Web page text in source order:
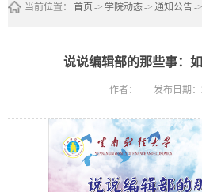
当前位置： 首页 -> 学院动态-> 通知公告->
说说编辑部的那些事：
作者： 发布日期：